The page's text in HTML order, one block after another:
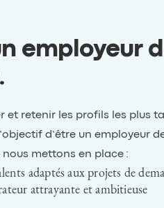
employeur
et retenir les profils les plus
d’être un employeur
nous mettons en place :
adaptés aux projets de
attrayante et ambitieuse